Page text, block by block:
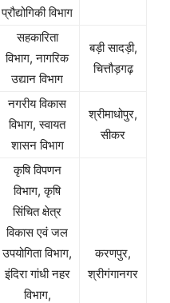
प्रौद्योगिकी विभाग
सहकारिता
विभाग, नागरिक
उद्यान विभाग
बड़ी सादड़ी,
चित्तौड़गढ़
नगरीय विकास
विभाग, स्वायत
शासन विभाग
श्रीमाधोपुर,
सीकर
कृषि विपणन
विभाग, कृषि
सिंचित क्षेत्र
विकास एवं जल
उपयोगिता विभाग,
इंदिरा गांधी नहर
विभाग,
करणपुर,
श्रीगंगानगर